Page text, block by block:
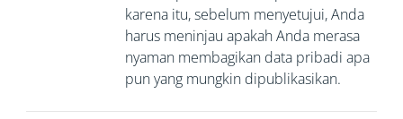
karena itu, sebelum menyetujui, Anda
harus meninjau apakah Anda merasa
nyaman membagikan data pribadi apa
pun yang mungkin dipublikasikan.